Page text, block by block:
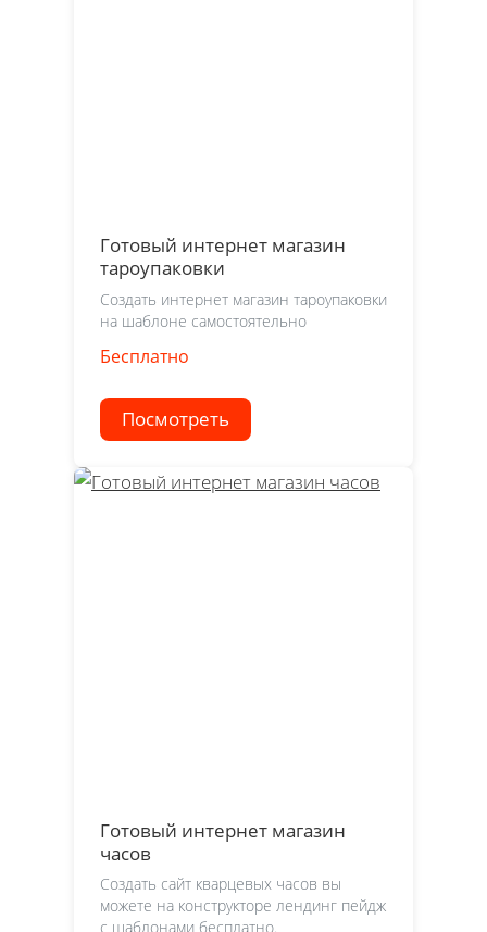
Готовый интернет магазин
тароупаковки
Создать интернет магазин тароупаковки
на шаблоне самостоятельно
Бесплатно
Посмотреть
Готовый интернет магазин
часов
Создать сайт кварцевых часов вы
можете на конструкторе лендинг пейдж
с шаблонами бесплатно.